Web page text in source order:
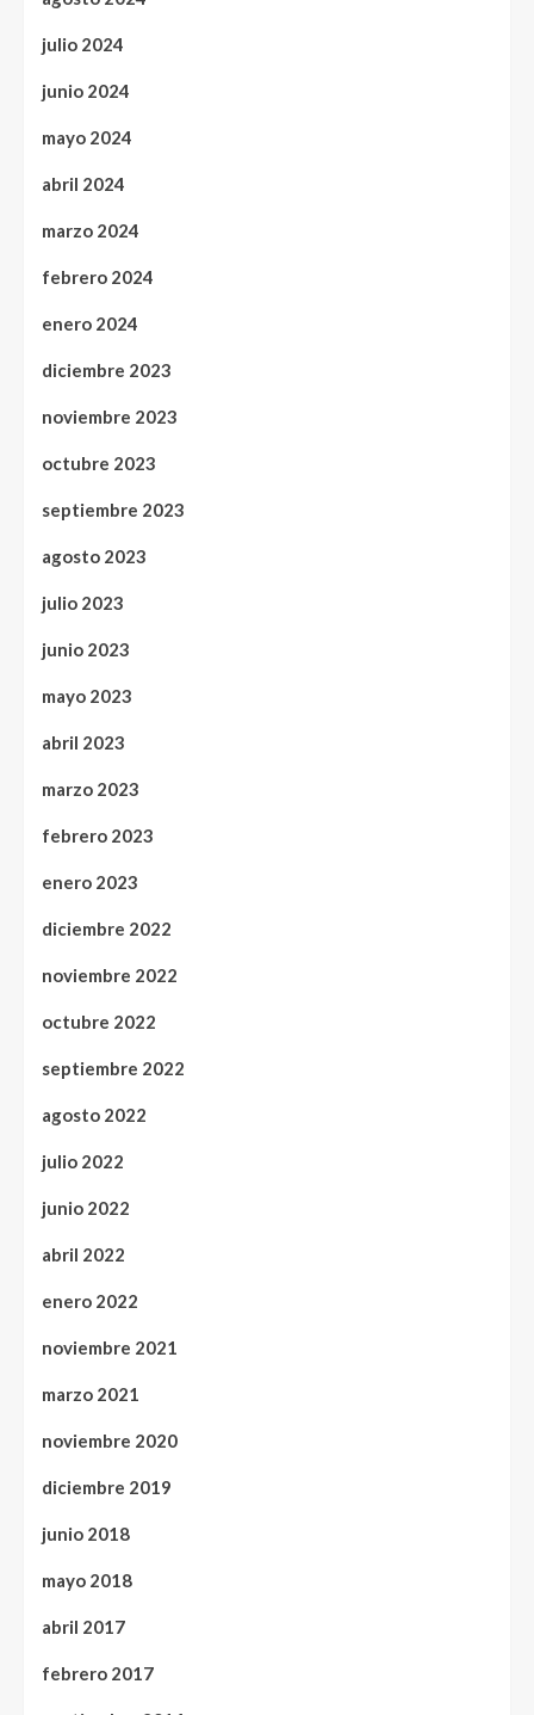
julio 2024
junio 2024
mayo 2024
abril 2024
marzo 2024
febrero 2024
enero 2024
diciembre 2023
noviembre 2023
octubre 2023
septiembre 2023
agosto 2023
julio 2023
junio 2023
mayo 2023
abril 2023
marzo 2023
febrero 2023
enero 2023
diciembre 2022
noviembre 2022
octubre 2022
septiembre 2022
agosto 2022
julio 2022
junio 2022
abril 2022
enero 2022
noviembre 2021
marzo 2021
noviembre 2020
diciembre 2019
junio 2018
mayo 2018
abril 2017
febrero 2017